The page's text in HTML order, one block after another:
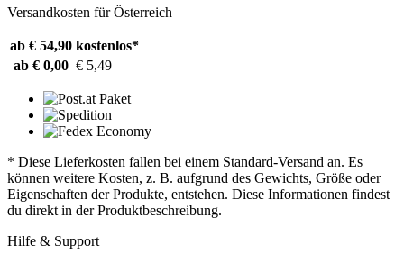
Versandkosten für Österreich
ab € 54,90 kostenlos*
ab € 0,00 € 5,49
* Diese Lieferkosten fallen bei einem Standard-Versand an. Es
können weitere Kosten, z. B. aufgrund des Gewichts, Größe oder
Eigenschaften der Produkte, entstehen. Diese Informationen findest
du direkt in der Produktbeschreibung.
Hilfe & Support